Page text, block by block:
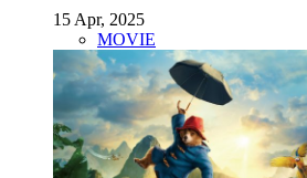
15 Apr, 2025
MOVIE